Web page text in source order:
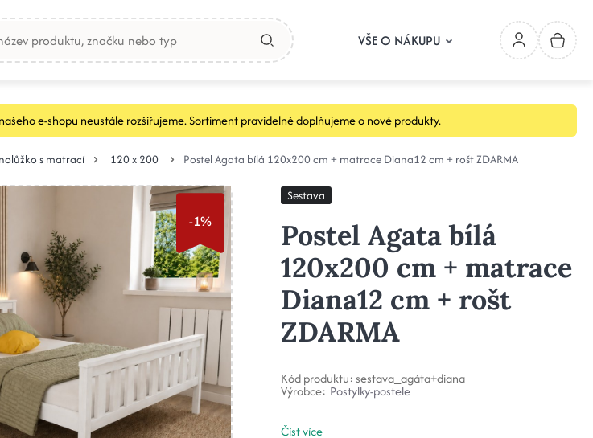
VŠE O NÁKUPU
e-shopu neustále rozšiřujeme. Sortiment pravidelně doplňujeme o nové produkty.
s matrací 120 x 200 Postel Agata bílá 120x200 cm + matrace Diana12 cm + rošt ZDARMA
-1%
Sestava
Postel Agata bílá
120x200 cm + matrace
Diana12 cm + rošt
ZDARMA
Kód produktu: sestava_agáta+diana
Výrobce: Postylky-postele
Číst více